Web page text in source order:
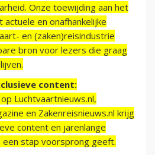
Onze toewijding aan het
en onafhankelijke
en (zaken)reisindustrie
bron voor lezers die graag
content:
Luchtvaartnieuws.nl,
en Zakenreisnieuws.nl krijg
content en jarenlange
stap voorsprong geeft.